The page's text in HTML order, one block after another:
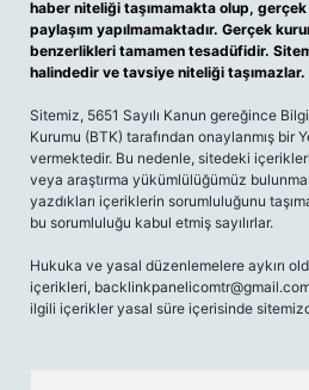
haber niteliği taşımamakta olup,
paylaşım yapılmamaktadır. Gerçek
benzerlikleri tamamen tesadüfidir.
halindedir ve tavsiye niteliği taşımazlar.
Sitemiz, 5651 Sayılı Kanun gereğince
Kurumu (BTK) tarafından onaylanmış bir
vermektedir. Bu nedenle, sitedeki
veya araştırma yükümlülüğümüz
yazdıkları içeriklerin sorumluluğunu
bu sorumluluğu kabul etmiş sayılırlar.
Hukuka ve yasal düzenlemelere aykırı
içerikleri,
ilgili içerikler yasal süre içerisinde